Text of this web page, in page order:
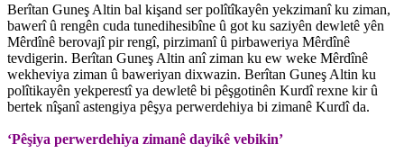
Berîtan Guneş Altin bal kişand ser polîtîkayên yekzimanî ku ziman,
bawerî û rengên cuda tunedihesibîne û got ku saziyên dewletê yên
Mêrdînê berovajî pir rengî, pirzimanî û pirbaweriya Mêrdînê
tevdigerin. Berîtan Guneş Altin anî ziman ku ew weke Mêrdînê
wekheviya ziman û baweriyan dixwazin. Berîtan Guneş Altin ku
polîtikayên yekperestî ya dewletê bi pêşgotinên Kurdî rexne kir û
bertek nîşanî astengiya pêşya perwerdehiya bi zimanê Kurdî da.
‘Pêşiya perwerdehiya zimanê dayikê vebikin’